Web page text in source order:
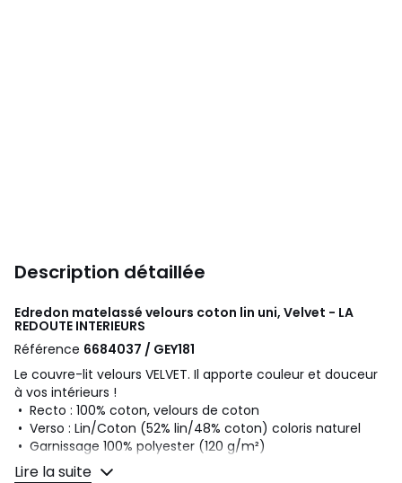
Description détaillée
Edredon matelassé velours coton lin uni, Velvet - LA
REDOUTE INTERIEURS
Référence 6684037 / GEY181
Le couvre-lit velours VELVET. Il apporte couleur et douceur
à vos intérieurs !
• Recto : 100% coton, velours de coton
• Verso : Lin/Coton (52% lin/48% coton) coloris naturel
• Garnissage 100% polyester (120 g/m²)
• Edredon léger
Lire la suite